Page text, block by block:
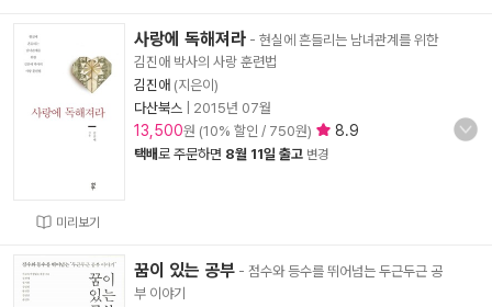
미리보기
사랑에 독해져라 - 현실에 흔들리는 남녀관계를 위한
김진애 박사의 사랑 훈련법
김진애 (지은이)
다산북스
2015년 07월
13,500원 (10% 할인 / 750원) 8.9
택배로 주문하면 8월 11일 출고 변경
꿈이 있는 공부 - 점수와 등수를 뛰어넘는 두근두근 공
부 이야기